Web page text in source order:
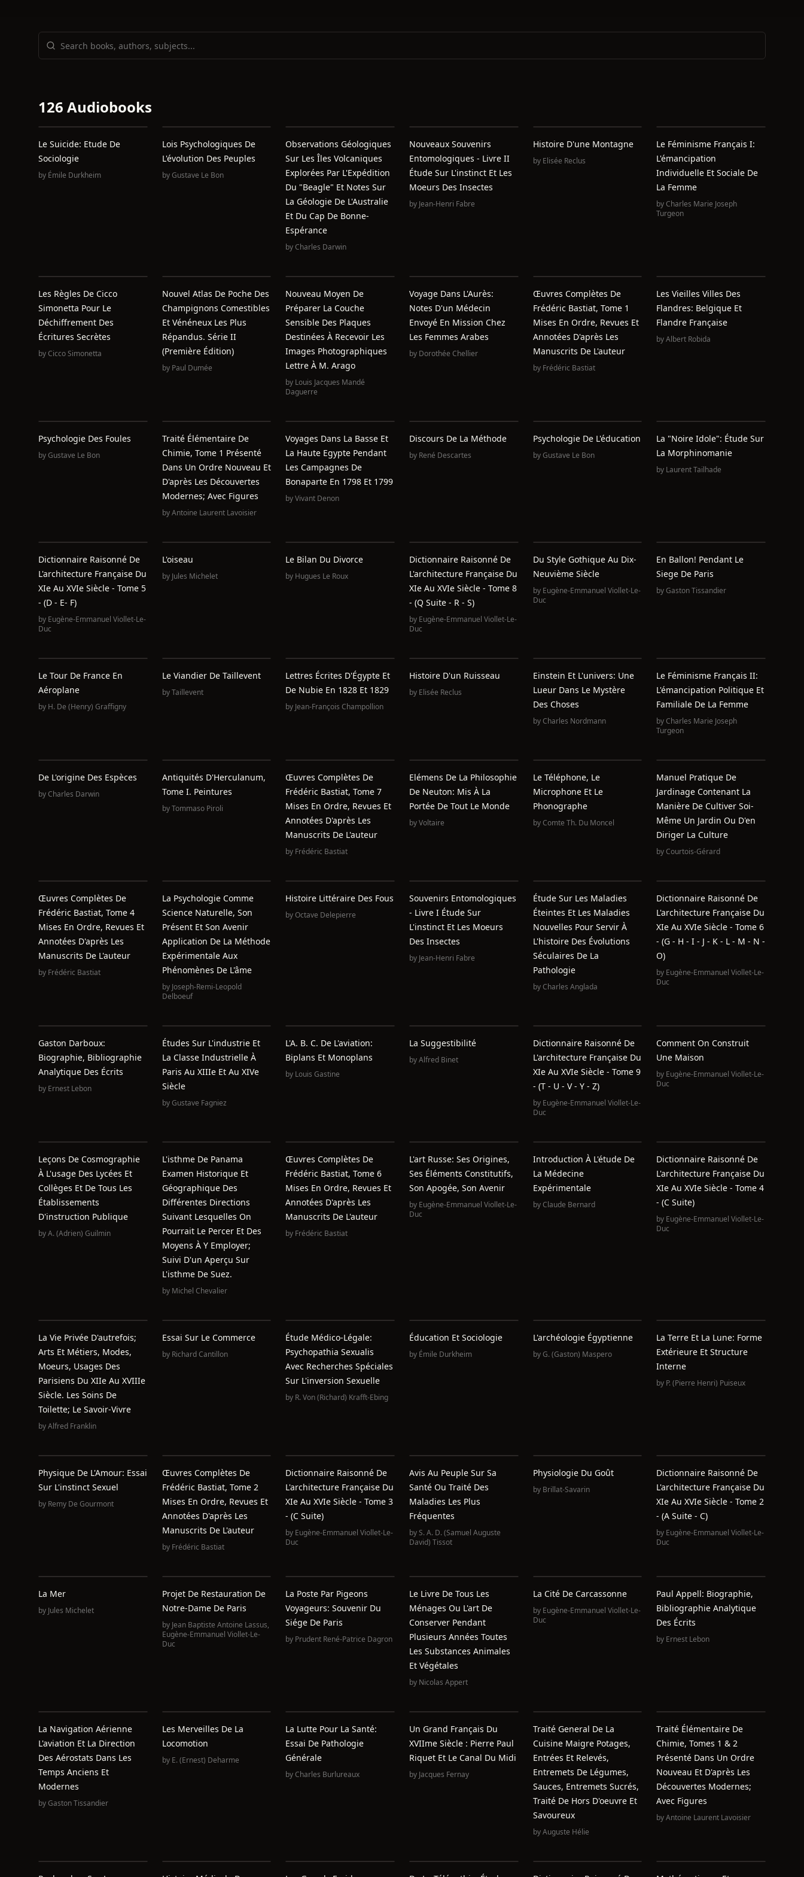
126 Audiobooks
Le Suicide: Etude De
Sociologie
by Émile Durkheim
Lois Psychologiques De
L'évolution Des Peuples
byGustave Le Bon
Observations Géologiques
Sur Les Îles Volcaniques
Explorées Par L'Expédition
Du "Beagle" Et Notes Sur
La Géologie De L'Australie
Et Du Cap De Bonne-
Espérance
byCharles Darwin
Nouveaux Souvenirs
Entomologiques - Livre II
Étude Sur L'instinct Et Les
Moeurs Des Insectes
by Jean-Henri Fabre
Histoire D'une Montagne
by Elisée Reclus
Le Féminisme Français I:
L'émancipation
Individuelle Et Sociale De
La Femme
byCharles Marie Joseph
Turgeon
Les Règles De Cicco
Simonetta Pour Le
Déchiffrement Des
Écritures Secrètes
byCicco Simonetta
Nouvel Atlas De Poche Des
Champignons Comestibles
Et Vénéneux Les Plus
Répandus. Série II
(Première Édition)
by Paul Dumée
Nouveau Moyen De
Préparer La Couche
Sensible Des Plaques
Destinées À Recevoir Les
Images Photographiques
Lettre À M. Arago
by Louis Jacques Mandé
Daguerre
Voyage Dans L'Aurès:
Notes D'un Médecin
Envoyé En Mission Chez
Les Femmes Arabes
by Dorothée Chellier
Œuvres Complètes De
Frédéric Bastiat, Tome 1
Mises En Ordre, Revues Et
Annotées D'après Les
Manuscrits De L'auteur
by Frédéric Bastiat
Les Vieilles Villes Des
Flandres: Belgique Et
Flandre Française
byAlbert Robida
Psychologie Des Foules
byGustave Le Bon
Traité Élémentaire De
Chimie, Tome 1 Présenté
Dans Un Ordre Nouveau Et
D'après Les Découvertes
Modernes; Avec Figures
byAntoine Laurent Lavoisier
Voyages Dans La Basse Et
La Haute Egypte Pendant
Les Campagnes De
Bonaparte En 1798 Et 1799
byVivant Denon
Discours De La Méthode
by René Descartes
Psychologie De L'éducation
byGustave Le Bon
La "noire Idole": Étude Sur
La Morphinomanie
by Laurent Tailhade
Dictionnaire Raisonné De
L'architecture Française Du
XIe Au XVIe Siècle - Tome 5
- (D - E- F)
by Eugène-Emmanuel Viollet-Le-
Duc
L'oiseau
by Jules Michelet
Le Bilan Du Divorce
by Hugues Le Roux
Dictionnaire Raisonné De
L'architecture Française Du
XIe Au XVIe Siècle - Tome 8
- (Q Suite - R - S)
by Eugène-Emmanuel Viollet-Le-
Duc
Du Style Gothique Au Dix-
Neuvième Siècle
by Eugène-Emmanuel Viollet-Le-
Duc
En Ballon! Pendant Le
Siege De Paris
byGaston Tissandier
Le Tour De France En
Aéroplane
by H. De (Henry) Graffigny
Le Viandier De Taillevent
byTaillevent
Lettres Écrites D'Égypte Et
De Nubie En 1828 Et 1829
by Jean-François Champollion
Histoire D'un Ruisseau
by Elisée Reclus
Einstein Et L'univers: Une
Lueur Dans Le Mystère
Des Choses
byCharles Nordmann
Le Féminisme Français II:
L'émancipation Politique Et
Familiale De La Femme
byCharles Marie Joseph
Turgeon
De L'origine Des Espèces
byCharles Darwin
Antiquités D'Herculanum,
Tome I. Peintures
byTommaso Piroli
Œuvres Complètes De
Frédéric Bastiat, Tome 7
Mises En Ordre, Revues Et
Annotées D'après Les
Manuscrits De L'auteur
by Frédéric Bastiat
Elémens De La Philosophie
De Neuton: Mis À La
Portée De Tout Le Monde
byVoltaire
Le Téléphone, Le
Microphone Et Le
Phonographe
byComte Th. Du Moncel
Manuel Pratique De
Jardinage Contenant La
Manière De Cultiver Soi-
Même Un Jardin Ou D'en
Diriger La Culture
byCourtois-Gérard
Œuvres Complètes De
Frédéric Bastiat, Tome 4
Mises En Ordre, Revues Et
Annotées D'après Les
Manuscrits De L'auteur
by Frédéric Bastiat
La Psychologie Comme
Science Naturelle, Son
Présent Et Son Avenir
Application De La Méthode
Expérimentale Aux
Phénomènes De L'âme
by Joseph-Remi-Leopold
Delboeuf
Histoire Littéraire Des Fous
byOctave Delepierre
Souvenirs Entomologiques
- Livre I Étude Sur
L'instinct Et Les Moeurs
Des Insectes
by Jean-Henri Fabre
Étude Sur Les Maladies
Éteintes Et Les Maladies
Nouvelles Pour Servir À
L'histoire Des Évolutions
Séculaires De La
Pathologie
byCharles Anglada
Dictionnaire Raisonné De
L'architecture Française Du
XIe Au XVIe Siècle - Tome 6
- (G - H - I - J - K - L - M - N -
O)
by Eugène-Emmanuel Viollet-Le-
Duc
Gaston Darboux:
Biographie, Bibliographie
Analytique Des Écrits
by Ernest Lebon
Études Sur L'industrie Et
La Classe Industrielle À
Paris Au XIIIe Et Au XIVe
Siècle
byGustave Fagniez
L'A. B. C. De L'aviation:
Biplans Et Monoplans
by Louis Gastine
La Suggestibilité
byAlfred Binet
Dictionnaire Raisonné De
L'architecture Française Du
XIe Au XVIe Siècle - Tome 9
- (T - U - V - Y - Z)
by Eugène-Emmanuel Viollet-Le-
Duc
Comment On Construit
Une Maison
by Eugène-Emmanuel Viollet-Le-
Duc
Leçons De Cosmographie
À L'usage Des Lycées Et
Collèges Et De Tous Les
Établissements
D'instruction Publique
byA. (Adrien) Guilmin
L'isthme De Panama
Examen Historique Et
Géographique Des
Différentes Directions
Suivant Lesquelles On
Pourrait Le Percer Et Des
Moyens À Y Employer;
Suivi D'un Aperçu Sur
L'isthme De Suez.
by Michel Chevalier
Œuvres Complètes De
Frédéric Bastiat, Tome 6
Mises En Ordre, Revues Et
Annotées D'après Les
Manuscrits De L'auteur
by Frédéric Bastiat
L'art Russe: Ses Origines,
Ses Éléments Constitutifs,
Son Apogée, Son Avenir
by Eugène-Emmanuel Viollet-Le-
Duc
Introduction À L'étude De
La Médecine
Expérimentale
byClaude Bernard
Dictionnaire Raisonné De
L'architecture Française Du
XIe Au XVIe Siècle - Tome 4
- (C Suite)
by Eugène-Emmanuel Viollet-Le-
Duc
La Vie Privée D'autrefois;
Arts Et Métiers, Modes,
Moeurs, Usages Des
Parisiens Du XIIe Au XVIIIe
Siècle. Les Soins De
Toilette; Le Savoir-Vivre
byAlfred Franklin
Essai Sur Le Commerce
by Richard Cantillon
Étude Médico-Légale:
Psychopathia Sexualis
Avec Recherches Spéciales
Sur L'inversion Sexuelle
by R. Von (Richard) Krafft-Ebing
Éducation Et Sociologie
by Émile Durkheim
L'archéologie Égyptienne
byG. (Gaston) Maspero
La Terre Et La Lune: Forme
Extérieure Et Structure
Interne
by P. (Pierre Henri) Puiseux
Physique De L'Amour: Essai
Sur L'instinct Sexuel
by Remy De Gourmont
Œuvres Complètes De
Frédéric Bastiat, Tome 2
Mises En Ordre, Revues Et
Annotées D'après Les
Manuscrits De L'auteur
by Frédéric Bastiat
Dictionnaire Raisonné De
L'architecture Française Du
XIe Au XVIe Siècle - Tome 3
- (C Suite)
by Eugène-Emmanuel Viollet-Le-
Duc
Avis Au Peuple Sur Sa
Santé Ou Traité Des
Maladies Les Plus
Fréquentes
byS. A. D. (Samuel Auguste
David) Tissot
Physiologie Du Goût
by Brillat-Savarin
Dictionnaire Raisonné De
L'architecture Française Du
XIe Au XVIe Siècle - Tome 2
- (A Suite - C)
by Eugène-Emmanuel Viollet-Le-
Duc
La Mer
by Jules Michelet
Projet De Restauration De
Notre-Dame De Paris
by Jean Baptiste Antoine Lassus,
Eugène-Emmanuel Viollet-Le-
Duc
La Poste Par Pigeons
Voyageurs: Souvenir Du
Siége De Paris
by Prudent René-Patrice Dagron
Le Livre De Tous Les
Ménages Ou L'art De
Conserver Pendant
Plusieurs Années Toutes
Les Substances Animales
Et Végétales
by Nicolas Appert
La Cité De Carcassonne
by Eugène-Emmanuel Viollet-Le-
Duc
Paul Appell: Biographie,
Bibliographie Analytique
Des Écrits
by Ernest Lebon
La Navigation Aérienne
L'aviation Et La Direction
Des Aérostats Dans Les
Temps Anciens Et
Modernes
byGaston Tissandier
Les Merveilles De La
Locomotion
by E. (Ernest) Deharme
La Lutte Pour La Santé:
Essai De Pathologie
Générale
byCharles Burlureaux
Un Grand Français Du
XVIIme Siècle : Pierre Paul
Riquet Et Le Canal Du Midi
by Jacques Fernay
Traité General De La
Cuisine Maigre Potages,
Entrées Et Relevés,
Entremets De Légumes,
Sauces, Entremets Sucrés,
Traité De Hors D'oeuvre Et
Savoureux
byAuguste Hélie
Traité Élémentaire De
Chimie, Tomes 1 & 2
Présenté Dans Un Ordre
Nouveau Et D'après Les
Découvertes Modernes;
Avec Figures
byAntoine Laurent Lavoisier